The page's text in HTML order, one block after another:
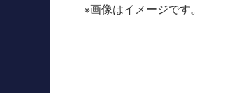
※画像はイメージです。